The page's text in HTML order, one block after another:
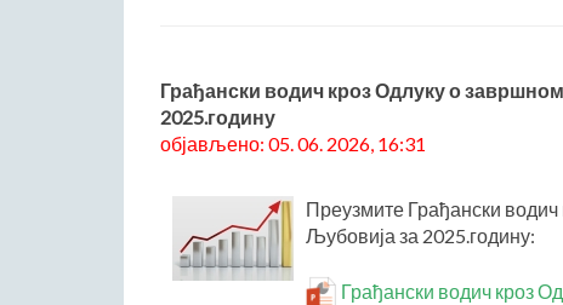
Грађански водич кроз Одлуку о
2025.годину
објављено: 05. 06. 2026, 16:31
Преузмите Грађански
Љубовија за 2025.годину:
Грађански водич кроз